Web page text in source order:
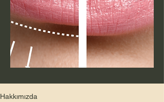
Hakkımızda